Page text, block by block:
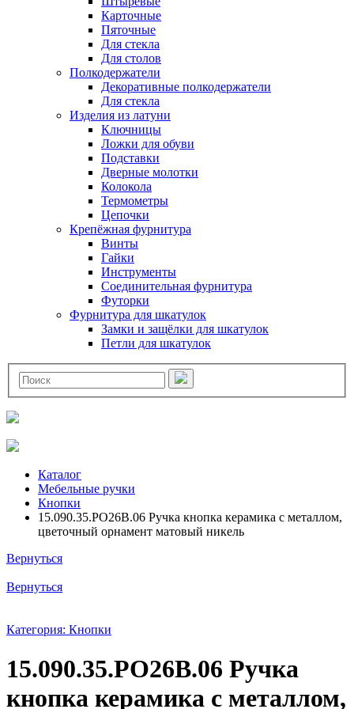
Карточные
Пяточные
Для стекла
Для столов
Полкодержатели
Декоративные полкодержатели
Для стекла
Изделия из латуни
Ключницы
Ложки для обуви
Подставки
Дверные молотки
Колокола
Термометры
Цепочки
Крепёжная фурнитура
Винты
Гайки
Инструменты
Соединительная фурнитура
Футорки
Фурнитура для шкатулок
Замки и защёлки для шкатулок
Петли для шкатулок
Каталог
Мебельные ручки
Кнопки
15.090.35.PO26B.06 Ручка кнопка керамика с металлом,
цветочный орнамент матовый никель
Вернуться
Вернуться
Категория: Кнопки
15.090.35.PO26B.06 Ручка
кнопка керамика с металлом,